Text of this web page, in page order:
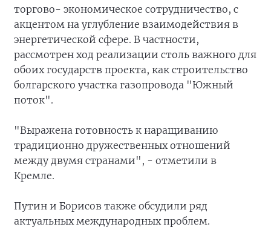
торгово- экономическое сотрудничество, с
акцентом на углубление взаимодействия в
энергетической сфере. В частности,
рассмотрен ход реализации столь важного для
обоих государств проекта, как строительство
болгарского участка газопровода "Южный
поток".
"Выражена готовность к наращиванию
традиционно дружественных отношений
между двумя странами", - отметили в
Кремле.
Путин и Борисов также обсудили ряд
актуальных международных проблем.